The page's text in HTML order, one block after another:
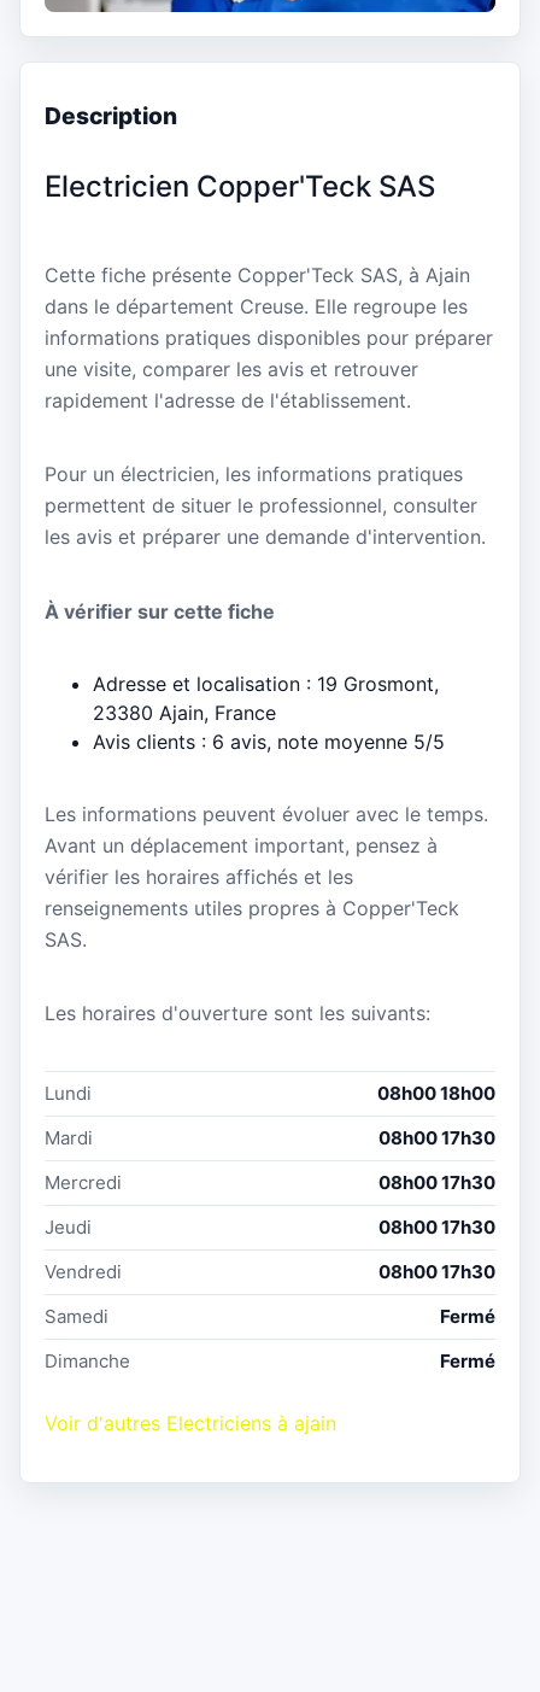
Description
Electricien Copper'Teck SAS
Cette fiche présente Copper'Teck SAS, à Ajain
dans le département Creuse. Elle regroupe les
informations pratiques disponibles pour préparer
une visite, comparer les avis et retrouver
rapidement l'adresse de l'établissement.
Pour un électricien, les informations pratiques
permettent de situer le professionnel, consulter
les avis et préparer une demande d'intervention.
À vérifier sur cette fiche
Adresse et localisation : 19 Grosmont,
23380 Ajain, France
Avis clients : 6 avis, note moyenne 5/5
Les informations peuvent évoluer avec le temps.
Avant un déplacement important, pensez à
vérifier les horaires affichés et les
renseignements utiles propres à Copper'Teck
SAS.
Les horaires d'ouverture sont les suivants:
Lundi
08h00 18h00
Mardi
08h00 17h30
Mercredi
08h00 17h30
Jeudi
08h00 17h30
Vendredi
08h00 17h30
Samedi
Fermé
Dimanche
Fermé
Voir d'autres Electriciens à ajain